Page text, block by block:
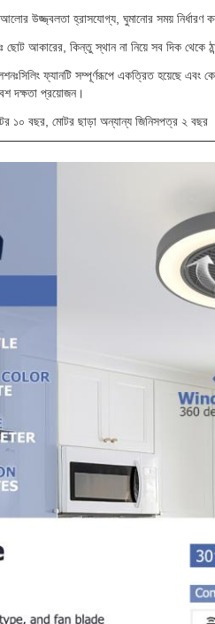
উজ্জ্বলতা হ্রাসযোগ্য, ঘুমানোর সময় নির্ধারণ
ছোট আকারের, কিন্তু স্থান না নিয়ে সব দিক থেকে
ফ্যানটি সম্পূর্ণরূপে একত্রিত হয়েছে এবং
দক্ষতা প্রয়োজন।
১০ বছর, মোটর ছাড়া অন্যান্য জিনিসপত্র ২ বছর